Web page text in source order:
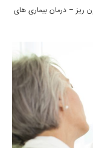
ریز – درمان بیماری های